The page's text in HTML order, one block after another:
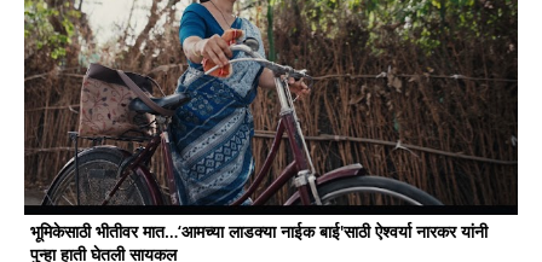
भूमिकेसाठी भीतीवर मात…‘आमच्या लाडक्या नाईक बाई'साठी ऐश्वर्या नारकर यांनी
पुन्हा हाती घेतली सायकल